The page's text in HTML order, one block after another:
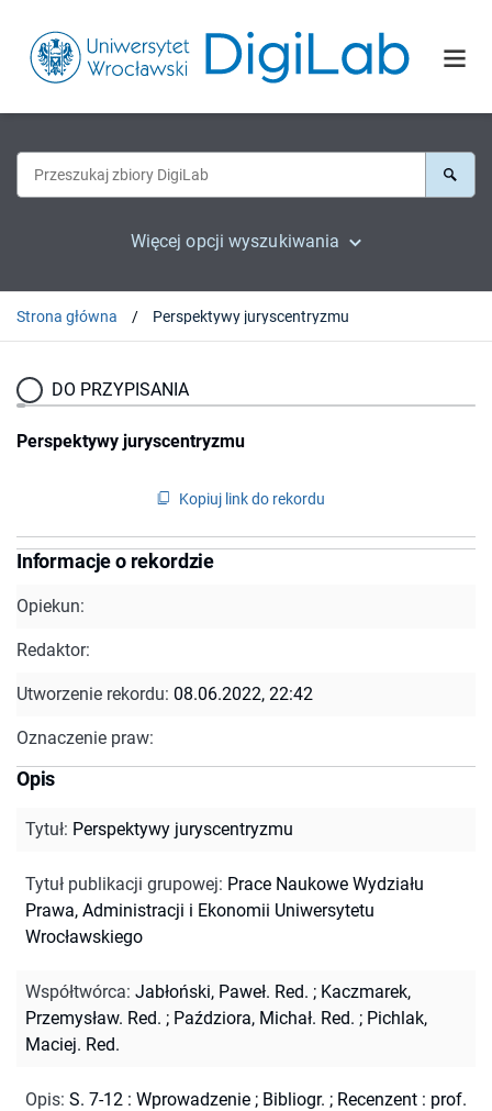
Więcej opcji wyszukiwania
Strona główna Perspektywy juryscentryzmu
DO PRZYPISANIA
Perspektywy juryscentryzmu
Kopiuj link do rekordu
Informacje o rekordzie
Opiekun:
Redaktor:
Utworzenie rekordu: 08.06.2022, 22:42
Oznaczenie praw:
Opis
Tytuł: Perspektywy juryscentryzmu
Tytuł publikacji grupowej: Prace Naukowe Wydziału
Prawa, Administracji i Ekonomii Uniwersytetu
Wrocławskiego
Współtwórca: Jabłoński, Paweł. Red. ; Kaczmarek,
Przemysław. Red. ; Paździora, Michał. Red. ; Pichlak,
Maciej. Red.
Opis: S. 7-12 : Wprowadzenie ; Bibliogr. ; Recenzent : prof.